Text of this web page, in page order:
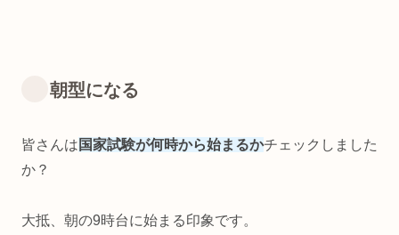
朝型になる
皆さんは 国家試験が何時から始まるかチェックしました
か？
大抵、朝の9時台に始まる印象です。